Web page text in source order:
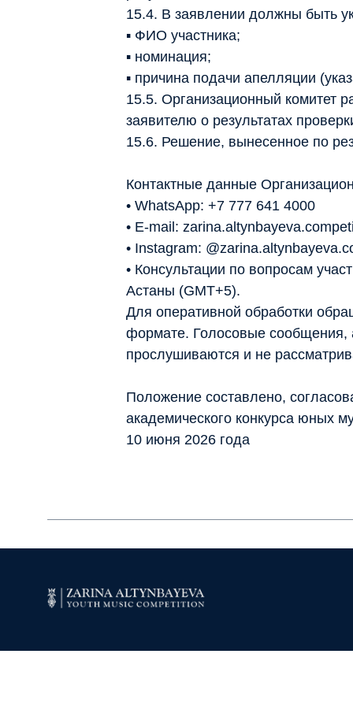
15.4. В заявлении должны быть
▪ ФИО участника;
▪ номинация;
▪ причина подачи апелляции
15.5. Организационный комитет
заявителю о результатах
15.6. Решение, вынесенное по
Контактные данные
• WhatsApp: +7 777 641 4000
• E-mail:
• Instagram:
• Консультации по вопросам
Астаны (GMT+5).
Для оперативной обработки
формате. Голосовые
прослушиваются и не
Положение составлено,
академического конкурса юных
10 июня 2026 года